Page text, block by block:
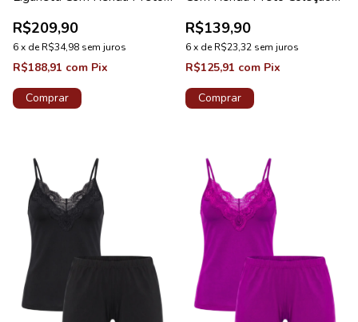
R$209,90
6x deR$34,98 sem juros
R$188,91 com Pix
Comprar
R$139,90
6x deR$23,32 sem juros
R$125,91 com Pix
Comprar